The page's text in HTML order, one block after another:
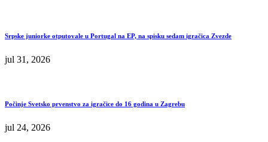
Srpske juniorke otputovale u Portugal na EP, na spisku sedam igračica Zvezde
jul 31, 2026
Počinje Svetsko prvenstvo za igračice do 16 godina u Zagrebu
jul 24, 2026